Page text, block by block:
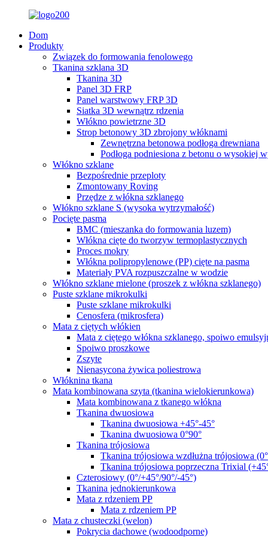
Dom
Produkty
Związek do formowania fenolowego
Tkanina szklana 3D
Tkanina 3D
Panel 3D FRP
Panel warstwowy FRP 3D
Siatka 3D wewnątrz rdzenia
Włókno powietrzne 3D
Strop betonowy 3D zbrojony włóknami
Zewnętrzna betonowa podłoga drewniana
Podłoga podniesiona z betonu o wysokiej
Włókno szklane
Bezpośrednie przeploty
Zmontowany Roving
Przędze z włókna szklanego
Włókno szklane S (wysoka wytrzymałość)
Pocięte pasma
BMC (mieszanka do formowania luzem)
Włókna cięte do tworzyw termoplastycznych
Proces mokry
Włókna polipropylenowe (PP) cięte na pasma
Materiały PVA rozpuszczalne w wodzie
Włókno szklane mielone (proszek z włókna szklanego)
Puste szklane mikrokulki
Puste szklane mikrokulki
Cenosfera (mikrosfera)
Mata z ciętych włókien
Mata z ciętego włókna szklanego, spoiwo
Spoiwo proszkowe
Zszyte
Nienasycona żywica poliestrowa
Włóknina tkana
Mata kombinowana szyta (tkanina wielokierunkowa)
Mata kombinowana z tkanego włókna
Tkanina dwuosiowa
Tkanina dwuosiowa +45°-45°
Tkanina dwuosiowa 0°90°
Tkanina trójosiowa
Tkanina trójosiowa wzdłużna trójosiowa
Tkanina trójosiowa poprzeczna Trixial
Czterosiowy (0°/+45°/90°/-45°)
Tkanina jednokierunkowa
Mata z rdzeniem PP
Mata z rdzeniem PP
Mata z chusteczki (welon)
Pokrycia dachowe (wodoodporne)